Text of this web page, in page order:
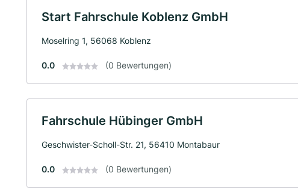
Start Fahrschule Koblenz GmbH
Moselring 1, 56068 Koblenz
0.0 (0 Bewertungen)
Fahrschule Hübinger GmbH
Geschwister-Scholl-Str. 21, 56410 Montabaur
0.0 (0 Bewertungen)